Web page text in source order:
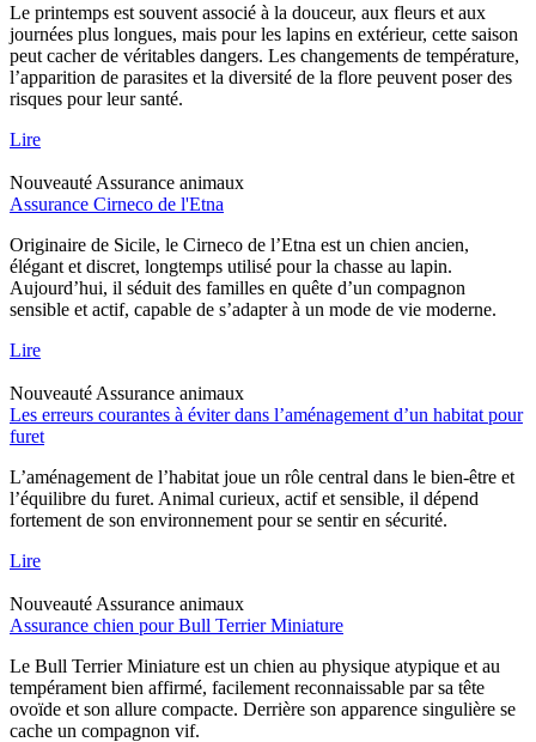
Le printemps est souvent associé à la douceur, aux fleurs et aux
journées plus longues, mais pour les lapins en extérieur, cette saison
peut cacher de véritables dangers. Les changements de température,
l’apparition de parasites et la diversité de la flore peuvent poser des
risques pour leur santé.
Lire
Nouveauté Assurance animaux
Assurance Cirneco de l'Etna
Originaire de Sicile, le Cirneco de l’Etna est un chien ancien,
élégant et discret, longtemps utilisé pour la chasse au lapin.
Aujourd’hui, il séduit des familles en quête d’un compagnon
sensible et actif, capable de s’adapter à un mode de vie moderne.
Lire
Nouveauté Assurance animaux
Les erreurs courantes à éviter dans l’aménagement d’un habitat pour
furet
L’aménagement de l’habitat joue un rôle central dans le bien-être et
l’équilibre du furet. Animal curieux, actif et sensible, il dépend
fortement de son environnement pour se sentir en sécurité.
Lire
Nouveauté Assurance animaux
Assurance chien pour Bull Terrier Miniature
Le Bull Terrier Miniature est un chien au physique atypique et au
tempérament bien affirmé, facilement reconnaissable par sa tête
ovoïde et son allure compacte. Derrière son apparence singulière se
cache un compagnon vif.